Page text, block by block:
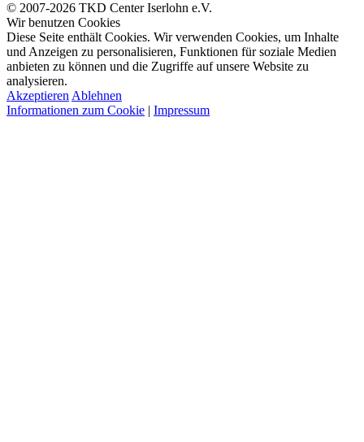
© 2007-2026 TKD Center Iserlohn e.V.
Wir benutzen Cookies
Diese Seite enthält Cookies. Wir verwenden Cookies, um Inhalte
und Anzeigen zu personalisieren, Funktionen für soziale Medien
anbieten zu können und die Zugriffe auf unsere Website zu
analysieren.
Akzeptieren Ablehnen
Informationen zum Cookie | Impressum